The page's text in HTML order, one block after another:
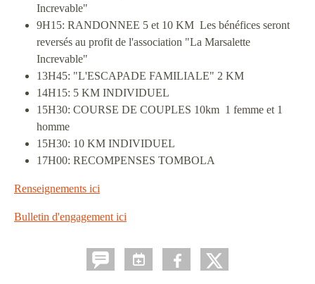
Increvable"
9H15: RANDONNEE 5 et 10 KM Les bénéfices seront
reversés au profit de l'association "La Marsalette
Increvable"
13H45: "L'ESCAPADE FAMILIALE" 2 KM
14H15: 5 KM INDIVIDUEL
15H30: COURSE DE COUPLES 10km 1 femme et 1
homme
15H30: 10 KM INDIVIDUEL
17H00: RECOMPENSES TOMBOLA
Renseignements ici
Bulletin d'engagement ici